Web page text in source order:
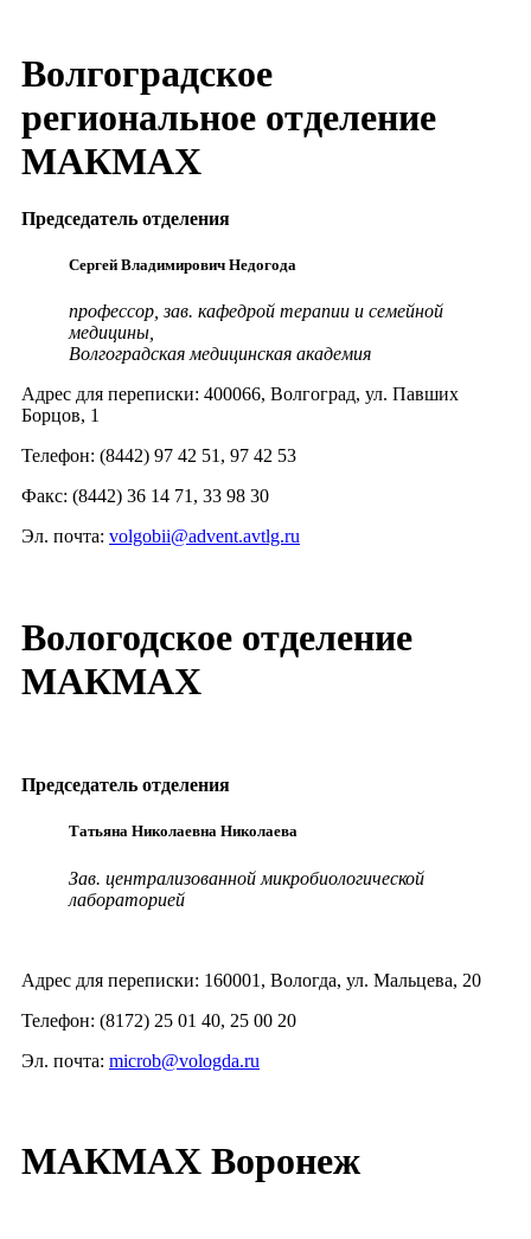
Волгоградское
региональное отделение
МАКМАХ
Председатель отделения
Сергей Владимирович Недогода
профессор, зав. кафедрой терапии и семейной
медицины,
Волгоградская медицинская академия
Адрес для переписки: 400066, Волгоград, ул. Павших
Борцов, 1
Телефон: (8442) 97 42 51, 97 42 53
Факс: (8442) 36 14 71, 33 98 30
Эл. почта: volgobii@advent.avtlg.ru
Вологодское отделение
МАКМАХ
Председатель отделения
Татьяна Николаевна Николаева
Зав. централизованной микробиологической
лабораторией
Адрес для переписки: 160001, Вологда, ул. Мальцева, 20
Телефон: (8172) 25 01 40, 25 00 20
Эл. почта: microb@vologda.ru
МАКМАХ Воронеж